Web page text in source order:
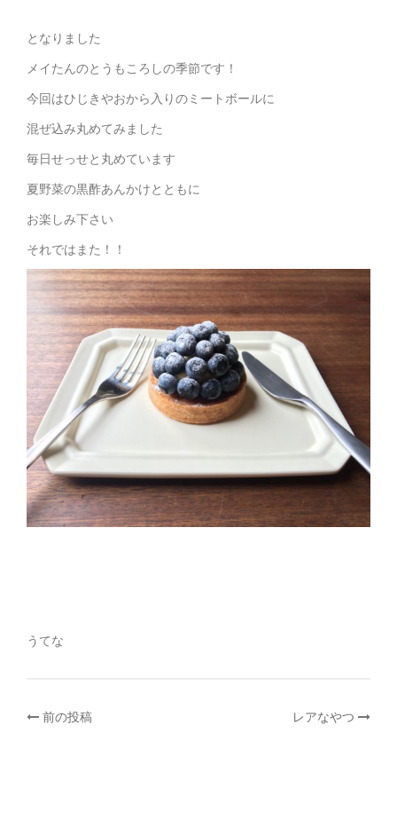
となりました
メイたんのとうもころしの季節です！
今回はひじきやおから入りのミートボールに
混ぜ込み丸めてみました
毎日せっせと丸めています
夏野菜の黒酢あんかけとともに
お楽しみ下さい
それではまた！！
うてな
投
前の投稿 レアなやつ